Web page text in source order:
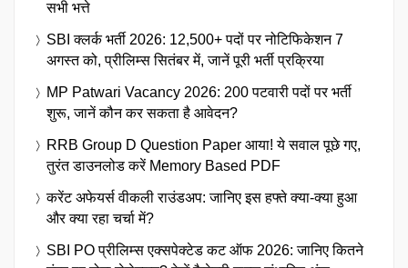
सभी भत्ते
SBI क्लर्क भर्ती 2026: 12,500+ पदों पर नोटिफिकेशन 7
अगस्त को, प्रीलिम्स सितंबर में, जानें पूरी भर्ती प्रक्रिया
MP Patwari Vacancy 2026: 200 पटवारी पदों पर भर्ती
शुरू, जानें कौन कर सकता है आवेदन?
RRB Group D Question Paper आया! ये सवाल पूछे गए,
तुरंत डाउनलोड करें Memory Based PDF
करेंट अफेयर्स वीकली राउंडअप: जानिए इस हफ्ते क्या-क्या हुआ
और क्या रहा चर्चा में?
SBI PO प्रीलिम्स एक्सपेक्टेड कट ऑफ 2026: जानिए कितने